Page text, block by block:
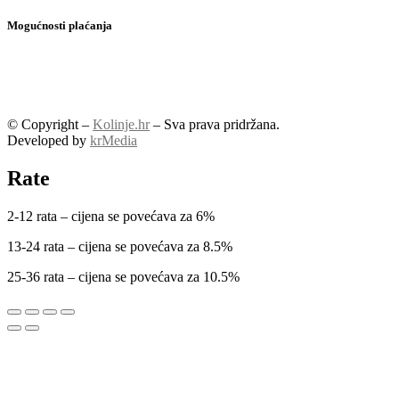
Mogućnosti plaćanja
© Copyright – Kolinje.hr– Sva prava pridržana.
Developed by krMedia
Rate
2-12 rata – cijena se povećava za 6%
13-24 rata – cijena se povećava za 8.5%
25-36 rata – cijena se povećava za 10.5%